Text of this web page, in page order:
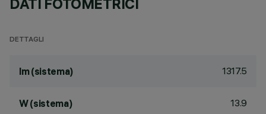
DATI FOTOMETRICI
DETTAGLI
lm (sistema) 1317.5
W (sistema) 13.9